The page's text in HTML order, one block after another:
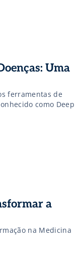
Uma
ferramentas de
como Deep
a
na Medicina